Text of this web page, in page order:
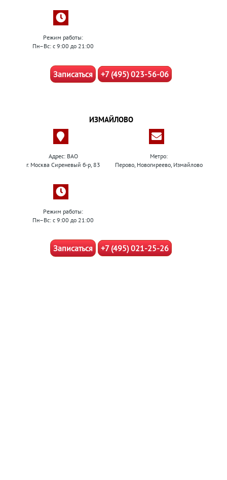
Режим работы:
Пн–Вс: с 9:00 до 21:00
Записаться +7 (495) 023-56-06
ИЗМАЙЛОВО
Адрес: ВАО
г. Москва Сиреневый б-р, 83
Метро:
Перово, Новогиреево, Измайлово
Режим работы:
Пн–Вс: с 9:00 до 21:00
Записаться +7 (495) 021-25-26